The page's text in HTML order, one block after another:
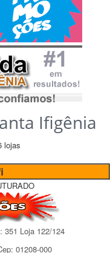
Ifigênia
lojas
351 Loja 122/124
01208-000